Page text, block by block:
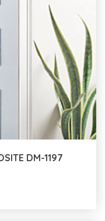
DM-1197